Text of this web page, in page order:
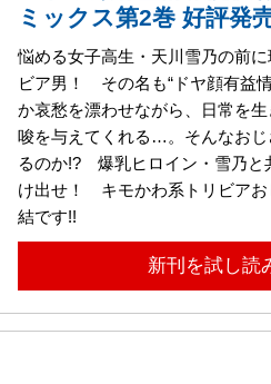
ミックス第2巻 好評発
悩める女子高生・天川雪乃の前
ビア男！ その名も“ドヤ顔有益
か哀愁を漂わせながら、日常を
唆を与えてくれる…。そんなお
るのか!? 爆乳ヒロイン・雪乃と
け出せ！ キモかわ系トリビアお
結です!!
新刊を試し読